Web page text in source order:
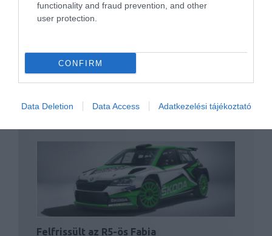
functionality and fraud prevention, and other
user protection.
CONFIRM
Data Deletion Data Access Adatkezelési tájékoztató
Ralira megy az új Skoda Fabia
Felfrissült az R5-ös Fabia